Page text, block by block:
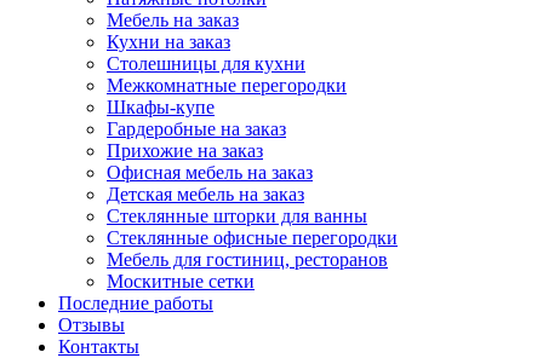
Мебель на заказ
Кухни на заказ
Столешницы для кухни
Межкомнатные перегородки
Шкафы-купе
Гардеробные на заказ
Прихожие на заказ
Офисная мебель на заказ
Детская мебель на заказ
Стеклянные шторки для ванны
Стеклянные офисные перегородки
Мебель для гостиниц, ресторанов
Москитные сетки
Последние работы
Отзывы
Контакты